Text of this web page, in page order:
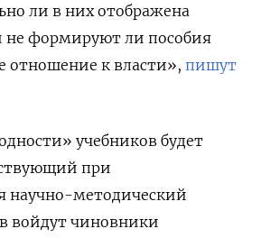
ли в них отображена
не формируют ли пособия
отношение к власти», пишут
учебников будет
при
научно-методический
войдут чиновники